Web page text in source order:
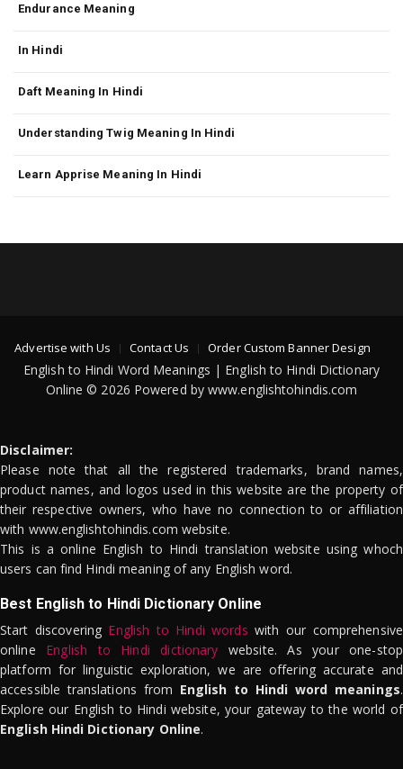
Endurance Meaning
In Hindi
Daft Meaning In Hindi
Understanding Twig Meaning In Hindi
Learn Apprise Meaning In Hindi
Advertise with Us Contact Us Order Custom Banner Design
English to Hindi Word Meanings | English to Hindi Dictionary
Online © 2026 Powered by www.englishtohindis.com
Disclaimer:
Please note that all the registered trademarks, brand names,
product names, and logos used in this website are the property of
their respective owners, who have no connection to or affiliation
with www.englishtohindis.com website.
This is a online English to Hindi translation website using whoch
users can find Hindi meaning of any English word.
Best English to Hindi Dictionary Online
Start discovering English to Hindi words with our comprehensive
online English to Hindi dictionary website. As your one-stop
platform for linguistic exploration, we are offering accurate and
accessible translations from English to Hindi word meanings.
Explore our English to Hindi website, your gateway to the world of
English Hindi Dictionary Online.